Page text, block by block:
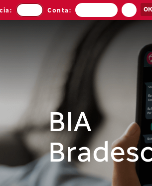
Conta:
BIA